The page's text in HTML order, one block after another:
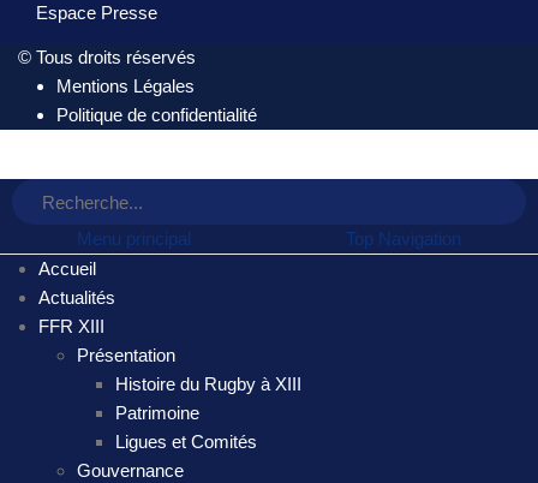
Espace Presse
© Tous droits réservés
Mentions Légales
Politique de confidentialité
Menu principal
Top Navigation
Accueil
Actualités
FFR XIII
Présentation
Histoire du Rugby à XIII
Patrimoine
Ligues et Comités
Gouvernance